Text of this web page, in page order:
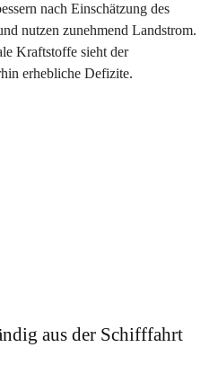
nach Einschätzung des
nutzen zunehmend Landstrom.
Kraftstoffe sieht der
erhebliche Defizite.
aus der Schifffahrt